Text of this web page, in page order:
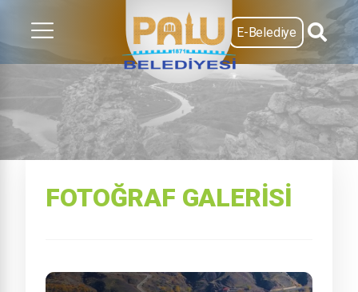
E-Belediye
FOTOĞRAF GALERISI